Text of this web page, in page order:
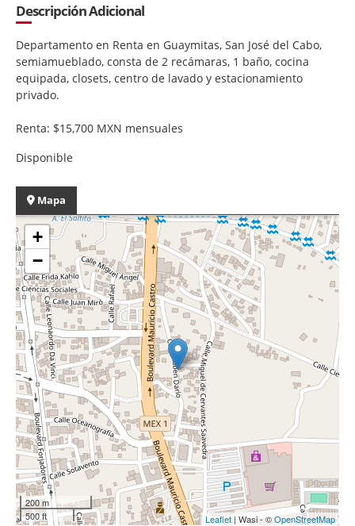
Descripción Adicional
Departamento en Renta en Guaymitas, San José del Cabo,
semiamueblado, consta de 2 recámaras, 1 baño, cocina
equipada, closets, centro de lavado y estacionamiento
privado.
Renta: $15,700 MXN mensuales
Disponible
Mapa
+
−
200 m
500 ft
Leaflet | Wasi - ©OpenStreetMap